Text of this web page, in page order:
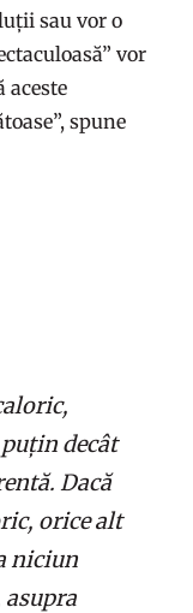
sau vor o
vor
aceste
spune
decât
Dacă
orice alt
niciun